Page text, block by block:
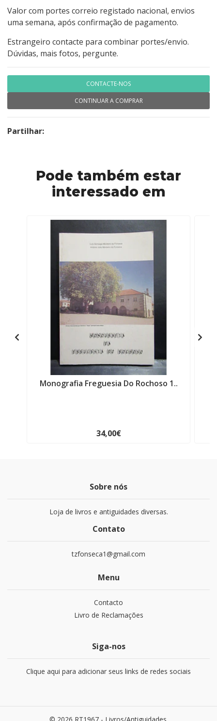
Valor com portes correio registado nacional, envios
uma semana, após confirmação de pagamento.
Estrangeiro contacte para combinar portes/envio.
Dúvidas, mais fotos, pergunte.
CONTACTE-NOS
CONTINUAR A COMPRAR
Partilhar:
Pode também estar
interessado em
Monografia Freguesia Do Rochoso 1..
34,00€
Sobre nós
Loja de livros e antiguidades diversas.
Contato
tzfonseca1@gmail.com
Menu
Contacto
Livro de Reclamações
Siga-nos
Clique aqui para adicionar seus links de redes sociais